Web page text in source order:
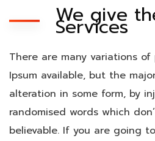
We give
Services
There are many variations of
Ipsum available, but the
alteration in some form, by
randomised words which
believable. If you are going